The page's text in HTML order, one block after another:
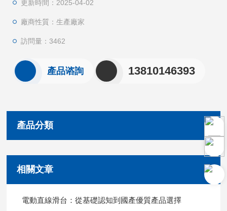
更新時間：2025-04-02
廠商性質：生產廠家
訪問量：3462
產品谘詢 13810146393
產品分類
相關文章
電動直線滑台：從基礎認知到國產優質產品選擇